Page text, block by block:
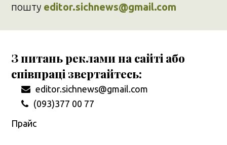
пошту editor.sichnews@gmail.com
З питань реклами на сайті або
співпраці звертайтесь:
editor.sichnews@gmail.com
(093)377 00 77
Прайс